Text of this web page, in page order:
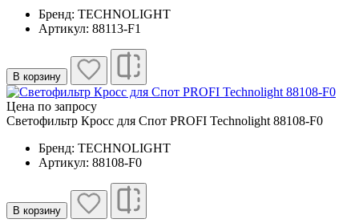
Бренд: TECHNOLIGHT
Артикул: 88113-F1
В корзину
Цена по запросу
Светофильтр Кросс для Спот PROFI Technolight 88108-F0
Бренд: TECHNOLIGHT
Артикул: 88108-F0
В корзину